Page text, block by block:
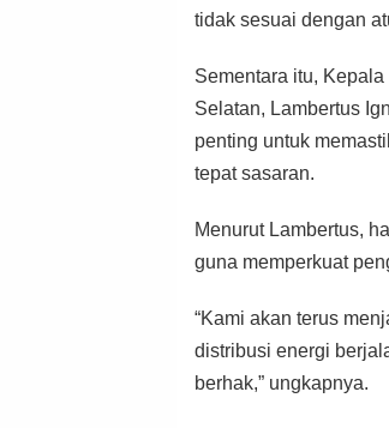
tidak sesuai dengan
Sementara itu,
Selatan, Lambertus
penting untuk
tepat sasaran.
Menurut Lambertus,
guna memperkuat
“Kami akan terus
distribusi energi
berhak,” ungkapnya.